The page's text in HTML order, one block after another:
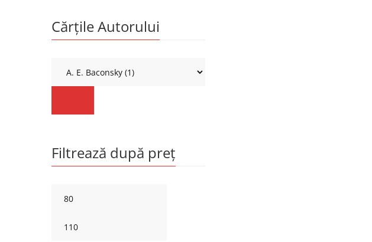
Cărțile Autorului
Filtrează după preț